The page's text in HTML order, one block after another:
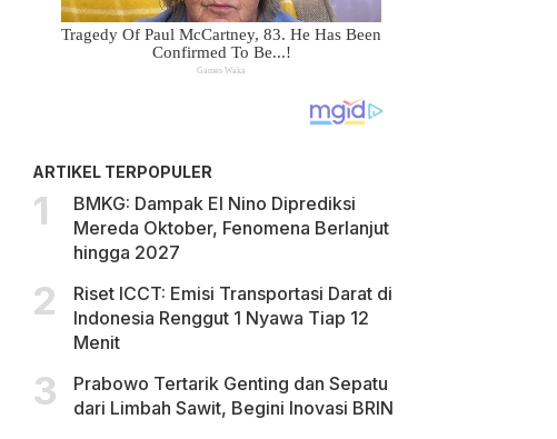
ARTIKEL TERPOPULER
BMKG: Dampak El Nino Diprediksi
Mereda Oktober, Fenomena Berlanjut
hingga 2027
Riset ICCT: Emisi Transportasi Darat di
Indonesia Renggut 1 Nyawa Tiap 12
Menit
Prabowo Tertarik Genting dan Sepatu
dari Limbah Sawit, Begini Inovasi BRIN